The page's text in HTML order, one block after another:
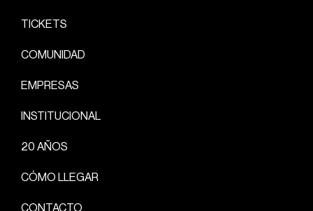
TICKETS
COMUNIDAD
EMPRESAS
INSTITUCIONAL
20 AÑOS
CÓMO LLEGAR
CONTACTO